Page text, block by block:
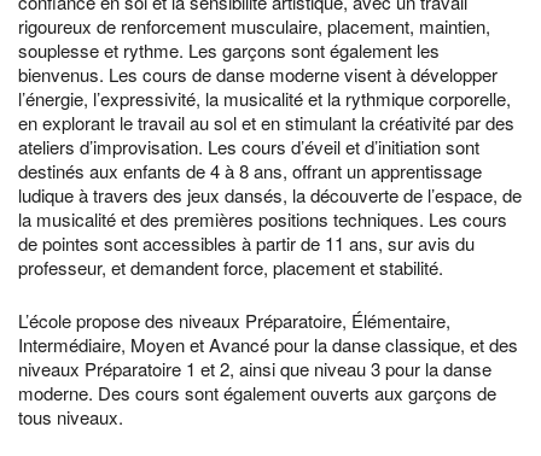
rigoureux de renforcement musculaire, placement, maintien,
souplesse et rythme. Les garçons sont également les
bienvenus. Les cours de danse moderne visent à développer
l’énergie, l’expressivité, la musicalité et la rythmique corporelle,
en explorant le travail au sol et en stimulant la créativité par des
ateliers d’improvisation. Les cours d’éveil et d’initiation sont
destinés aux enfants de 4 à 8 ans, offrant un apprentissage
ludique à travers des jeux dansés, la découverte de l’espace, de
la musicalité et des premières positions techniques. Les cours
de pointes sont accessibles à partir de 11 ans, sur avis du
professeur, et demandent force, placement et stabilité.
L’école propose des niveaux Préparatoire, Élémentaire,
Intermédiaire, Moyen et Avancé pour la danse classique, et des
niveaux Préparatoire 1 et 2, ainsi que niveau 3 pour la danse
moderne. Des cours sont également ouverts aux garçons de
tous niveaux.